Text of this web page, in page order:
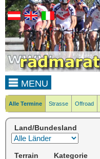
MENU
Alle Termine Strasse Offroad
Land/Bundesland
Terrain Kategorie